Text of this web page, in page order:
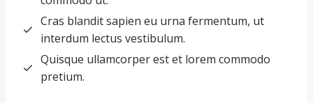
Cras blandit sapien eu urna fermentum, ut
interdum lectus vestibulum.
Quisque ullamcorper est et lorem commodo
pretium.